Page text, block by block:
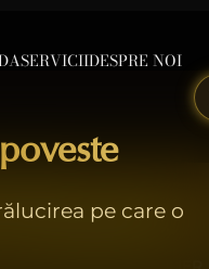
pe care o
SERVICIIDESPRE NOI